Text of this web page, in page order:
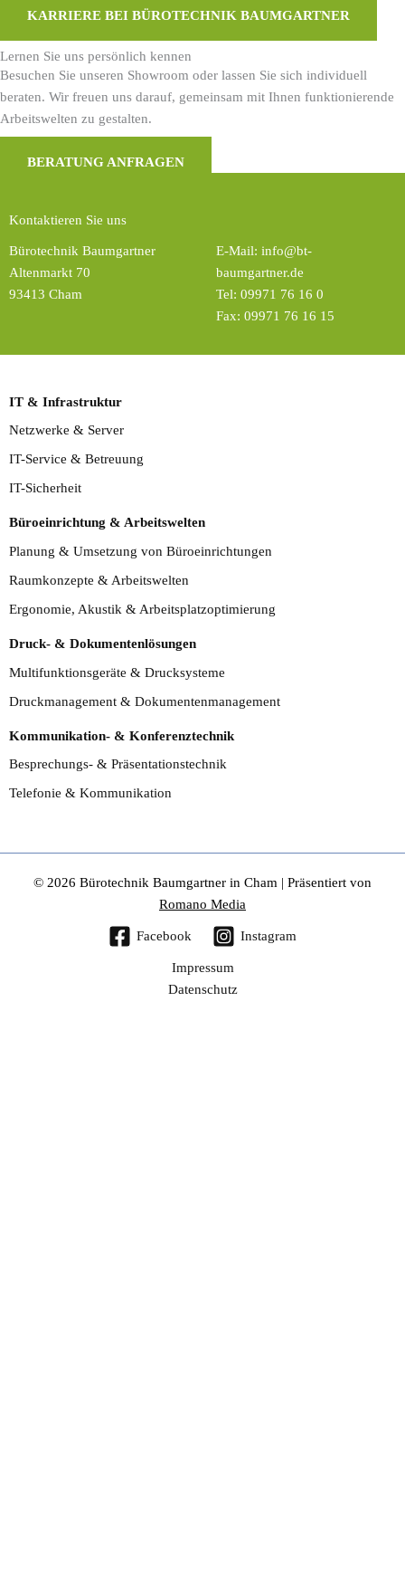
KARRIERE BEI BÜROTECHNIK BAUMGARTNER
Lernen Sie uns persönlich kennen
Besuchen Sie unseren Showroom oder lassen Sie sich individuell
beraten. Wir freuen uns darauf, gemeinsam mit Ihnen funktionierende
Arbeitswelten zu gestalten.
BERATUNG ANFRAGEN
Kontaktieren Sie uns
Bürotechnik Baumgartner
Altenmarkt 70
93413 Cham
E-Mail: info@bt-
baumgartner.de
Tel: 09971 76 16 0
Fax: 09971 76 16 15
IT & Infrastruktur
Netzwerke & Server
IT-Service & Betreuung
IT-Sicherheit
Büroeinrichtung & Arbeitswelten
Planung & Umsetzung von Büroeinrichtungen
Raumkonzepte & Arbeitswelten
Ergonomie, Akustik & Arbeitsplatzoptimierung
Druck- & Dokumentenlösungen
Multifunktionsgeräte & Drucksysteme
Druckmanagement & Dokumentenmanagement
Kommunikation- & Konferenztechnik
Besprechungs- & Präsentationstechnik
Telefonie & Kommunikation
© 2026 Bürotechnik Baumgartner in Cham | Präsentiert von
Romano Media
Facebook Instagram
Impressum
Datenschutz